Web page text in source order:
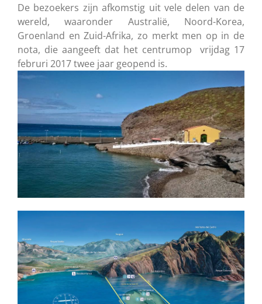
De bezoekers zijn afkomstig uit vele delen van de
wereld, waaronder Australië, Noord-Korea,
Groenland en Zuid-Afrika, zo merkt men op in de
nota, die aangeeft dat het centrumop vrijdag 17
februri 2017 twee jaar geopend is.